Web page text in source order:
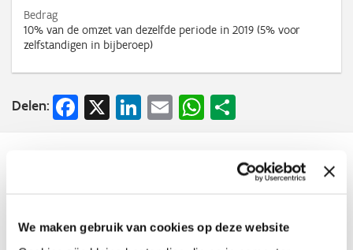
We maken gebruik van cookies op deze website
Bedrag
10% van de omzet van dezelfde periode in 2019 (5% voor
zelfstandigen in bijberoep)
Delen: Facebook
X LinkedIn
EmailWhatsApp